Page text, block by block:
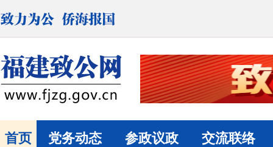
首页 党务动态 参政议政 交流联络